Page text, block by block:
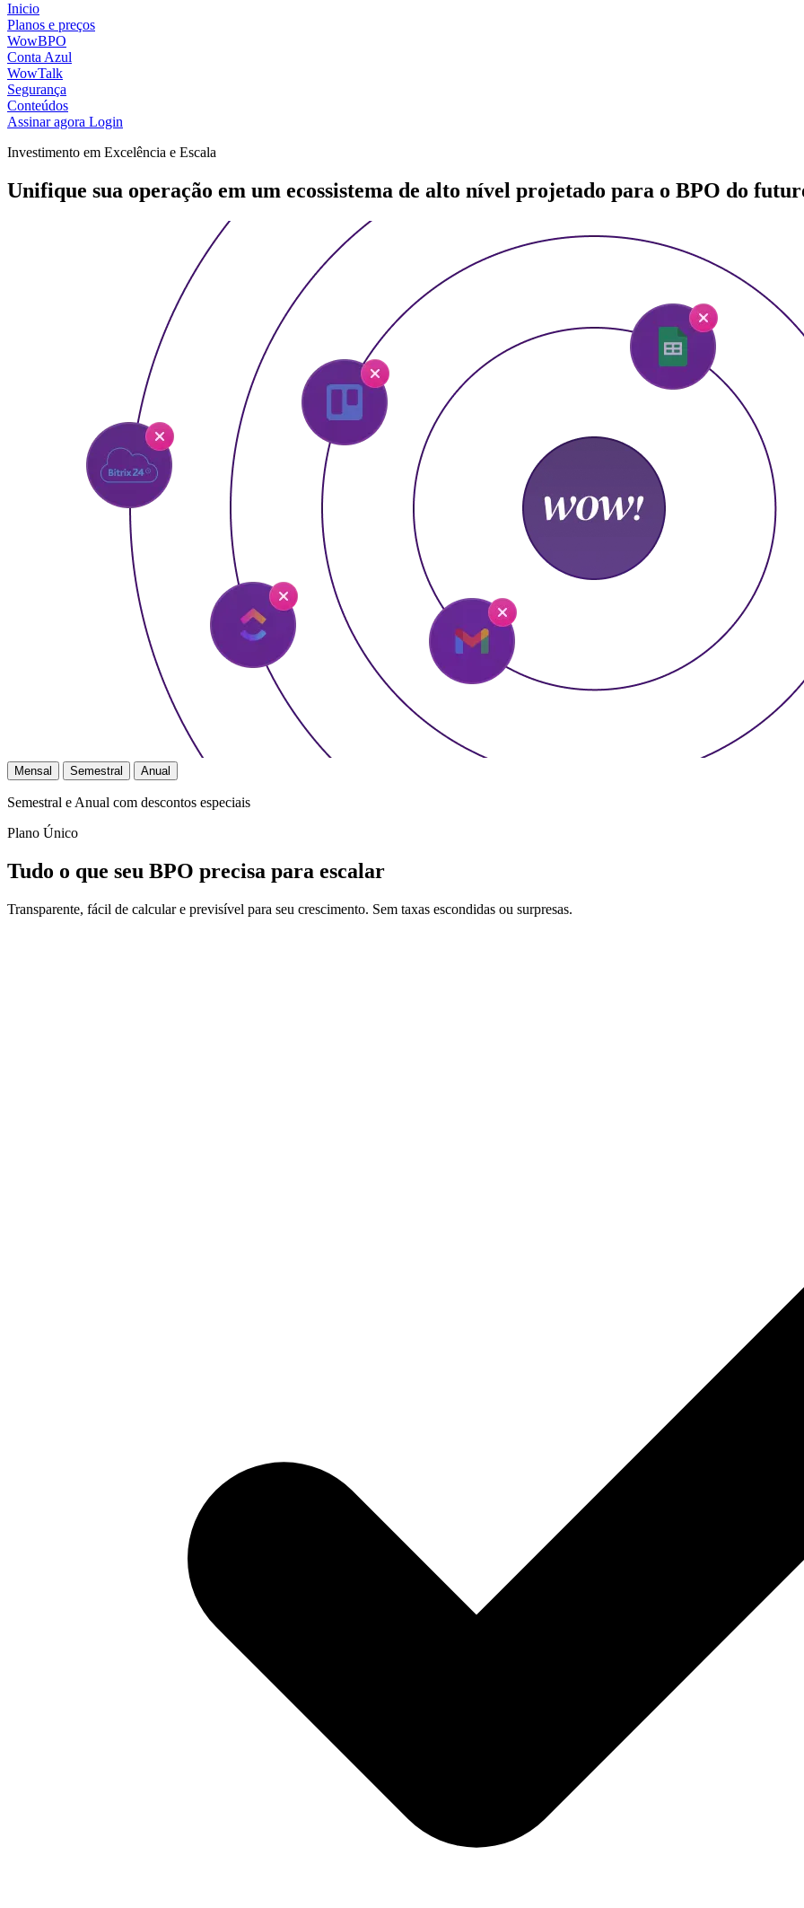
Inicio
Planos e preços
WowBPO
Conta Azul
WowTalk
Segurança
Conteúdos
Assinar agora Login
Investimento em Excelência e Escala
Unifique sua operação em um ecossistema de alto nível projetado para o BPO do
Mensal Semestral Anual
Semestral e Anual com descontos especiais
Plano Único
Tudo o que seu BPO precisa para escalar
Transparente, fácil de calcular e previsível para seu crescimento. Sem taxas escondidas ou surpresas.